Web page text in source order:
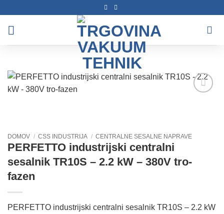
DOMOV / CSS INDUSTRIJA / CENTRALNE SESALNE NAPRAVE
PERFETTO industrijski centralni
sesalnik TR10S – 2.2 kW – 380V tro-
fazen
PERFETTO industrijski centralni sesalnik TR10S – 2.2 kW